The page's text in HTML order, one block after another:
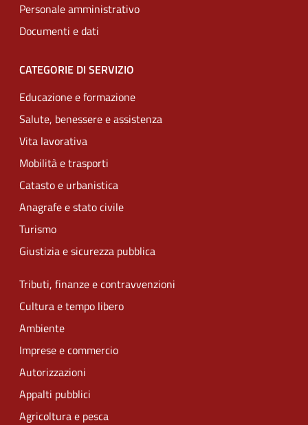
Personale amministrativo
Documenti e dati
CATEGORIE DI SERVIZIO
Educazione e formazione
Salute, benessere e assistenza
Vita lavorativa
Mobilità e trasporti
Catasto e urbanistica
Anagrafe e stato civile
Turismo
Giustizia e sicurezza pubblica
Tributi, finanze e contravvenzioni
Cultura e tempo libero
Ambiente
Imprese e commercio
Autorizzazioni
Appalti pubblici
Agricoltura e pesca